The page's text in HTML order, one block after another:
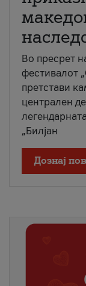
Во пресрет
фестивалот
претстави
централен
„Билјан
Дознај